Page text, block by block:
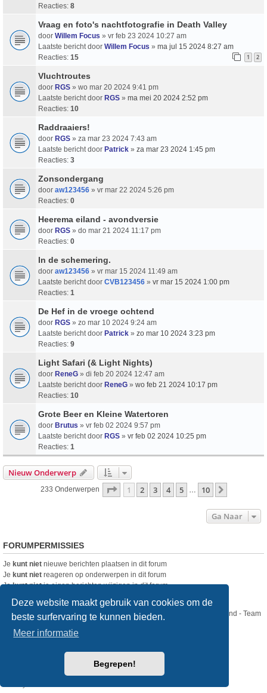
Deze website maakt gebruik van cookies om de
beste surfervaring te kunnen bieden.
Meer informatie
Begrepen!
Reacties: 8
Vraag en foto's nachtfotografie in Death Valley
door Willem Focus » vr feb 23 2024 10:27 am
Laatste bericht door Willem Focus » ma jul 15 2024 8:27 am
Reacties: 15 1 2
Vluchtroutes
door RGS » wo mar 20 2024 9:41 pm
Laatste bericht door RGS » ma mei 20 2024 2:52 pm
Reacties: 10
Raddraaiers!
door RGS » za mar 23 2024 7:43 am
Laatste bericht door Patrick » za mar 23 2024 1:45 pm
Reacties: 3
Zonsondergang
door aw123456 » vr mar 22 2024 5:26 pm
Reacties: 0
Heerema eiland - avondversie
door RGS » do mar 21 2024 11:17 pm
Reacties: 0
In de schemering.
door aw123456 » vr mar 15 2024 11:49 am
Laatste bericht door CVB123456 » vr mar 15 2024 1:00 pm
Reacties: 1
De Hef in de vroege ochtend
door RGS » zo mar 10 2024 9:24 am
Laatste bericht door Patrick » zo mar 10 2024 3:23 pm
Reacties: 9
Light Safari (& Light Nights)
door ReneG » di feb 20 2024 12:47 am
Laatste bericht door ReneG » wo feb 21 2024 10:17 pm
Reacties: 10
Grote Beer en Kleine Watertoren
door Brutus » vr feb 02 2024 9:57 pm
Laatste bericht door RGS » vr feb 02 2024 10:25 pm
Reacties: 1
Nieuw Onderwerp
233 Onderwerpen Pagina Van10
1 2 3 4 5 10
Ga Naar
FORUMPERMISSIES
Je kunt niet nieuwe berichten plaatsen in dit forum
Je kunt niet reageren op onderwerpen in dit forum
Jekunt nietje eigen berichten wijzigen in dit forum
Nikon Club Nederland - Team
Forum
Copyright © Nikon Club Nederland 2023
® Forum Software © phpBB Limited
created by INVENTEA & v12mike